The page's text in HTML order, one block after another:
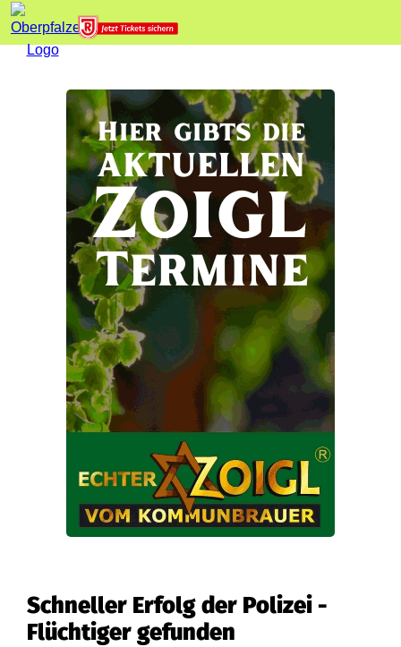
Schneller Erfolg der Polizei -
Flüchtiger gefunden